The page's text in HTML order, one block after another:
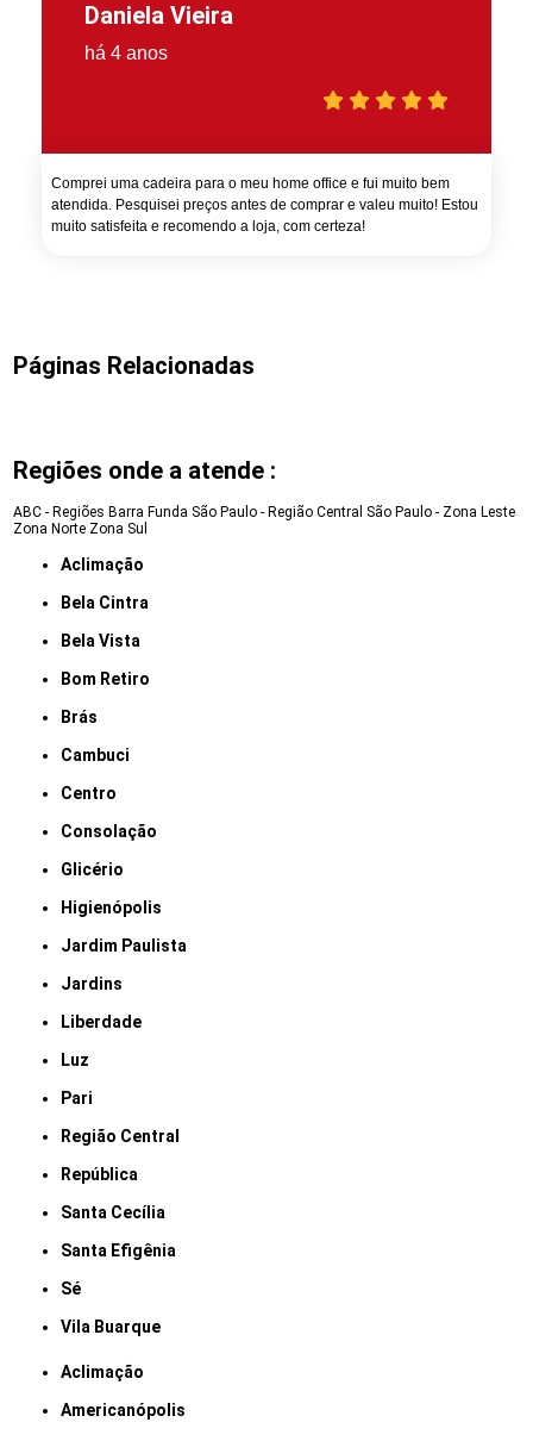
Daniela Vieira
há 4 anos
Comprei uma cadeira para o meu home office e fui muito bem
atendida. Pesquisei preços antes de comprar e valeu muito! Estou
muito satisfeita e recomendo a loja, com certeza!
Páginas Relacionadas
Regiões onde a atende :
ABC - Regiões Barra Funda São Paulo - Região Central São Paulo - Zona Leste
Zona Norte Zona Sul
Aclimação
Bela Cintra
Bela Vista
Bom Retiro
Brás
Cambuci
Centro
Consolação
Glicério
Higienópolis
Jardim Paulista
Jardins
Liberdade
Luz
Pari
Região Central
República
Santa Cecília
Santa Efigênia
Sé
Vila Buarque
Aclimação
Americanópolis